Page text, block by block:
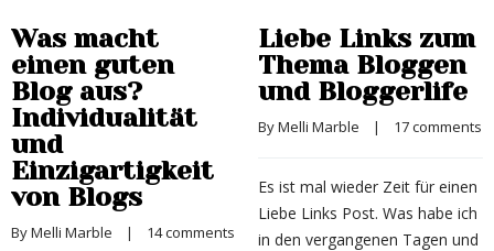
Was macht
einen guten
Blog aus?
Individualität
und
Einzigartigkeit
von Blogs
By Melli Marble
    |
14 comments
Liebe Links zum
Thema Bloggen
und Bloggerlife
By Melli Marble
    |
17 comments
Es ist mal wieder Zeit für einen
Liebe Links Post. Was habe ich
in den vergangenen Tagen und